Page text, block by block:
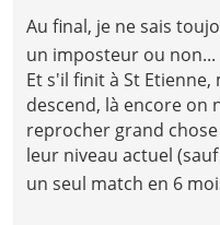
Au final, je ne sais
un imposteur ou non...
Et s'il finit à St Etienne,
descend, là encore on
reprocher grand
leur niveau actuel
un seul match en 6